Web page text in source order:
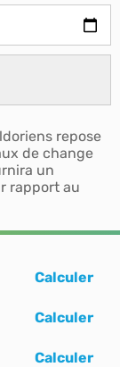
repose
de change
un
rapport au
Calculer
Calculer
Calculer